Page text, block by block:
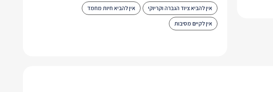
אין להביא ציוד הגברה וקריוקי אין להביא חיות מחמד
אין לקיים מסיבות